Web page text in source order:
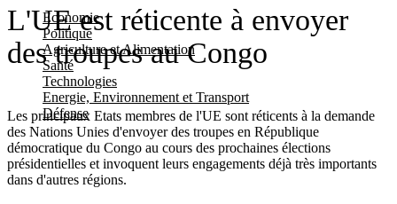
Economie
Politique
Agriculture et Alimentation
Santé
Technologies
Energie, Environnement et Transport
Défense
L'UE est réticente à envoyer
des troupes au Congo
Les principaux Etats membres de l'UE sont réticents à la demande
des Nations Unies d'envoyer des troupes en République
démocratique du Congo au cours des prochaines élections
présidentielles et invoquent leurs engagements déjà très importants
dans d'autres régions.